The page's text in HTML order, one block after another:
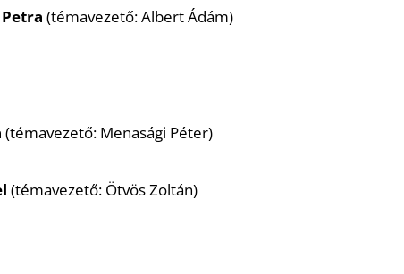
(témavezető: Albert Ádám)
(témavezető: Menasági Péter)
(témavezető: Ötvös Zoltán)